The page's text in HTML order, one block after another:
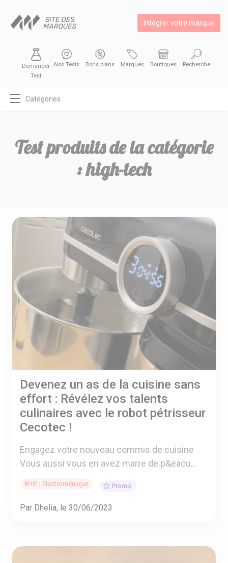
Intégrer votre marque
Demander
Test
Nos Tests Bons plans Marques Boutiques Recherche
Catégories
BIEN MANGER
AUTOMOBILE
A VOTRE SERVICE
BIO & ENVIRONNEMENT
ENTREPRISE
CATALOGUES
Test produits de la catégorie
:high-tech
Devenez un as de la cuisine sans
effort : Révélez vos talents
culinaires avec le robot pétrisseur
Cecotec !
Engagez votre nouveau commis de cuisine
Vous aussi vous en avez marre de p&eacu...
#Hifi | Electroménager Promo
Par Dhelia, le 30/06/2023